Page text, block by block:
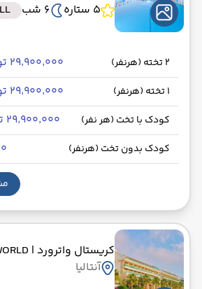
5 ستاره
6 شب
2 تخته (هرنفر) ۲۹٬۹۰۰٬۰۰۰ تومان + ۱٬۰۰۰ دلار
1 تخته (هرنفر) ۲۹٬۹۰۰٬۰۰۰ تومان + ۱٬۹۲۵ دلار
کودک با تخت (هر نفر) ۲۹٬۹۰۰٬۰۰۰ تومان + ۳۸۴ دلار
کودک بدون تخت (هرنفر)
کریستال واترورد | CRYSTAL WATERWORLD
آنتالیا